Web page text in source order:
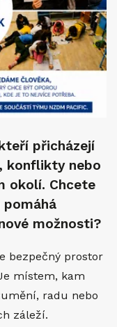
přicházejí
konflikty nebo
okolí. Chcete
možnosti?
bezpečný prostor
místem, kam
radu nebo
záleží.